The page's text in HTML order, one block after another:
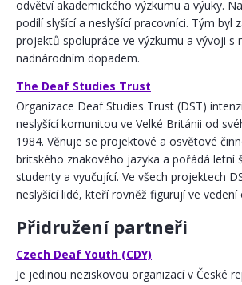
odvětví akademického výzkumu a výuky.
podílí slyšící a neslyšící pracovníci. Tým byl
projektů spolupráce ve výzkumu a vývoji s
nadnárodním dopadem.
The Deaf Studies Trust
Organizace Deaf Studies Trust (DST)
neslyšící komunitou ve Velké Británii od
1984. Věnuje se projektové a osvětové
britského znakového jazyka a pořádá letní
studenty a vyučující. Ve všech projektech
neslyšící lidé, kteří rovněž figurují ve vedení
Přidružení partneři
Czech Deaf Youth (CDY)
Je jedinou neziskovou organizací v České